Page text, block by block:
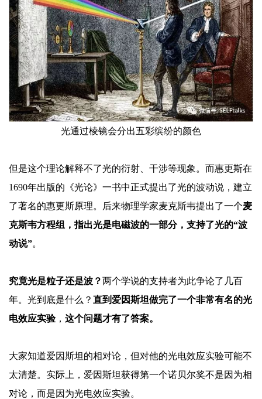
光通过棱镜会分出五彩缤纷的颜色
但是这个理论解释不了光的衍射、干涉等现象。而惠更斯在
1690年出版的《光论》一书中正式提出了光的波动说，建立
了著名的惠更斯原理。后来物理学家麦克斯韦提出了一个麦
克斯韦方程组，指出光是电磁波的一部分，支持了光的“波
动说”。
究竟光是粒子还是波？两个学说的支持者为此争论了几百
年。光到底是什么？ 直到爱因斯坦做完了一个非常有名的光
电效应实验， 这个问题才有了答案。
大家知道爱因斯坦的相对论，但对他的光电效应实验可能不
太清楚。实际上，爱因斯坦获得第一个诺贝尔奖不是因为相
对论，而是因为光电效应实验。